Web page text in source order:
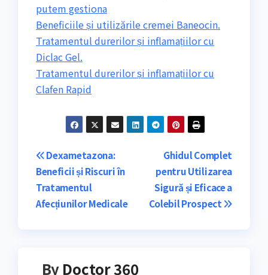
putem gestiona
Beneficiile și utilizările cremei Baneocin.
Tratamentul durerilor și inflamațiilor cu
Diclac Gel.
Tratamentul durerilor și inflamațiilor cu
Clafen Rapid
Navigare
în
articole
Ghidul Complet
pentru Utilizarea
Sigură și Eficace a
Colebil Prospect
Dexametazona:
Beneficii și Riscuri în
Tratamentul
Afecțiunilor Medicale
By Doctor 360